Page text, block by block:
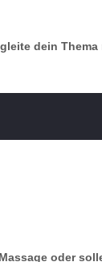
dein
oder